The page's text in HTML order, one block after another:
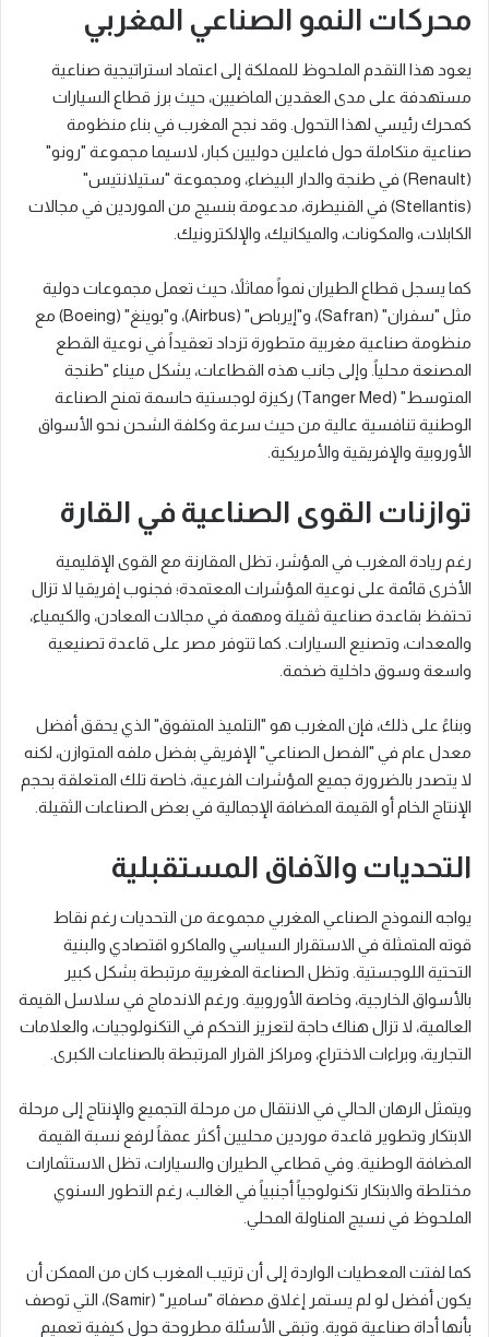
محركات النمو الصناعي المغربي
يعود هذا التقدم الملحوظ للمملكة إلى اعتماد استراتيجية صناعية
مستهدفة على مدى العقدين الماضيين، حيث برز قطاع السيارات
كمحرك رئيسي لهذا التحول. وقد نجح المغرب في بناء منظومة
صناعية متكاملة حول فاعلين دوليين كبار، لاسيما مجموعة "رونو"
(Renault) في طنجة والدار البيضاء، ومجموعة "ستيلانتيس"
(Stellantis) في القنيطرة، مدعومة بنسيج من الموردين في مجالات
الكابلات، والمكونات، والميكانيك، والإلكترونيك.
كما يسجل قطاع الطيران نمواً مماثلاً، حيث تعمل مجموعات دولية
مثل "سفران" (Safran)، و"إيرباص" (Airbus)، و"بوينغ" (Boeing) مع
منظومة صناعية مغربية متطورة تزداد تعقيداً في نوعية القطع
المصنعة محلياً. وإلى جانب هذه القطاعات، يشكل ميناء "طنجة
المتوسط" (Tanger Med) ركيزة لوجستية حاسمة تمنح الصناعة
الوطنية تنافسية عالية من حيث سرعة وكلفة الشحن نحو الأسواق
الأوروبية والإفريقية والأمريكية.
توازنات القوى الصناعية في القارة
رغم ريادة المغرب في المؤشر، تظل المقارنة مع القوى الإقليمية
الأخرى قائمة على نوعية المؤشرات المعتمدة؛ فجنوب إفريقيا لا تزال
تحتفظ بقاعدة صناعية ثقيلة ومهمة في مجالات المعادن، والكيمياء،
والمعدات، وتصنيع السيارات. كما تتوفر مصر على قاعدة تصنيعية
واسعة وسوق داخلية ضخمة.
وبناءً على ذلك، فإن المغرب هو "التلميذ المتفوق" الذي يحقق أفضل
معدل عام في "الفصل الصناعي" الإفريقي بفضل ملفه المتوازن، لكنه
لا يتصدر بالضرورة جميع المؤشرات الفرعية، خاصة تلك المتعلقة بحجم
الإنتاج الخام أو القيمة المضافة الإجمالية في بعض الصناعات الثقيلة.
التحديات والآفاق المستقبلية
يواجه النموذج الصناعي المغربي مجموعة من التحديات رغم نقاط
قوته المتمثلة في الاستقرار السياسي والماكرو اقتصادي والبنية
التحتية اللوجستية. وتظل الصناعة المغربية مرتبطة بشكل كبير
بالأسواق الخارجية، وخاصة الأوروبية. ورغم الاندماج في سلاسل القيمة
العالمية، لا تزال هناك حاجة لتعزيز التحكم في التكنولوجيات، والعلامات
التجارية، وبراءات الاختراع، ومراكز القرار المرتبطة بالصناعات الكبرى.
ويتمثل الرهان الحالي في الانتقال من مرحلة التجميع والإنتاج إلى مرحلة
الابتكار وتطوير قاعدة موردين محليين أكثر عمقاً لرفع نسبة القيمة
المضافة الوطنية. وفي قطاعي الطيران والسيارات، تظل الاستثمارات
مختلطة والابتكار تكنولوجياً أجنبياً في الغالب، رغم التطور السنوي
الملحوظ في نسيج المناولة المحلي.
كما لفتت المعطيات الواردة إلى أن ترتيب المغرب كان من الممكن أن
يكون أفضل لو لم يستمر إغلاق مصفاة "سامير" (Samir)، التي توصف
بأنها أداة صناعية قوية. وتبقى الأسئلة مطروحة حول كيفية تعميم